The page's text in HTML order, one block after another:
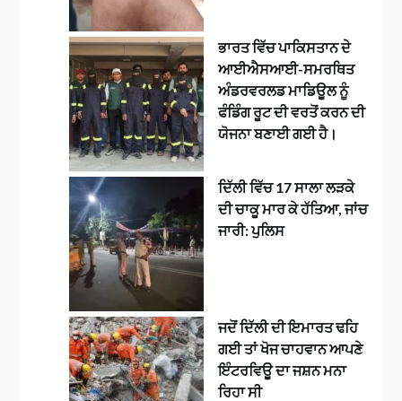
ਭਾਰਤ ਵਿੱਚ ਪਾਕਿਸਤਾਨ ਦੇ
ਆਈਐਸਆਈ-ਸਮਰਥਿਤ
ਅੰਡਰਵਰਲਡ ਮਾਡਿਊਲ ਨੂੰ
ਫੰਡਿੰਗ ਰੂਟ ਦੀ ਵਰਤੋਂ ਕਰਨ ਦੀ
ਯੋਜਨਾ ਬਣਾਈ ਗਈ ਹੈ।
ਦਿੱਲੀ ਵਿੱਚ 17 ਸਾਲਾ ਲੜਕੇ
ਦੀ ਚਾਕੂ ਮਾਰ ਕੇ ਹੱਤਿਆ, ਜਾਂਚ
ਜਾਰੀ: ਪੁਲਿਸ
ਜਦੋਂ ਦਿੱਲੀ ਦੀ ਇਮਾਰਤ ਢਹਿ
ਗਈ ਤਾਂ ਖੋਜ ਚਾਹਵਾਨ ਆਪਣੇ
ਇੰਟਰਵਿਊ ਦਾ ਜਸ਼ਨ ਮਨਾ
ਰਿਹਾ ਸੀ